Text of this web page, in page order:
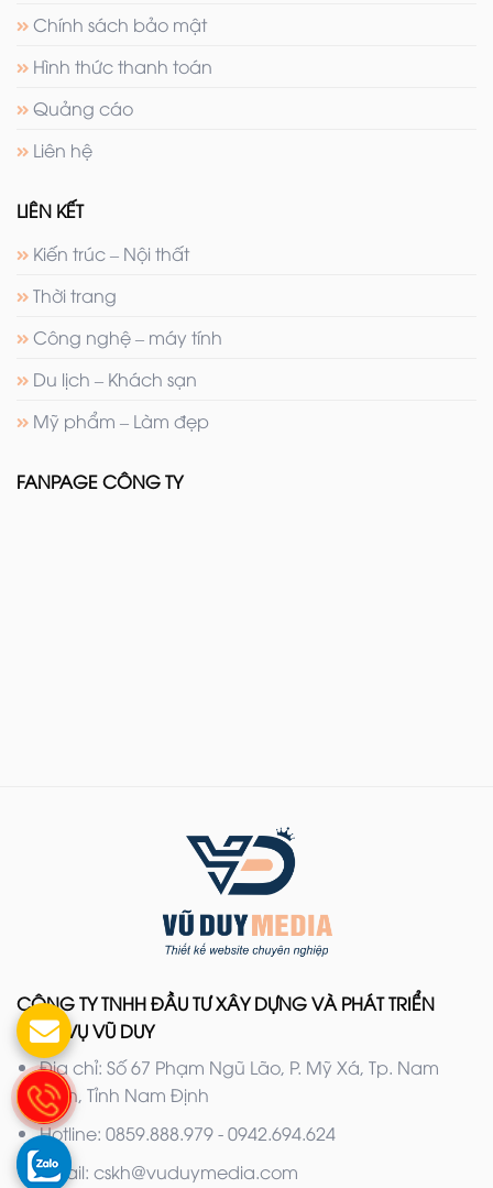
Chính sách bảo mật
Hình thức thanh toán
Quảng cáo
Liên hệ
LIÊN KẾT
Kiến trúc – Nội thất
Thời trang
Công nghệ – máy tính
Du lịch – Khách sạn
Mỹ phẩm – Làm đẹp
FANPAGE CÔNG TY
CÔNG TY TNHH ĐẦU TƯ XÂY DỰNG VÀ PHÁT TRIỂN
DỊCH VỤ VŨ DUY
Địa chỉ: Số 67 Phạm Ngũ Lão, P. Mỹ Xá, Tp. Nam
Định, Tỉnh Nam Định
Hotline: 0859.888.979 - 0942.694.624
Email: cskh@vuduymedia.com